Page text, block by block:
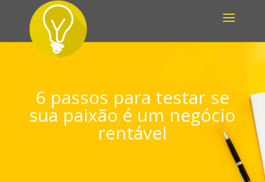
6 passos para testar se
sua paixão é um negócio
rentável